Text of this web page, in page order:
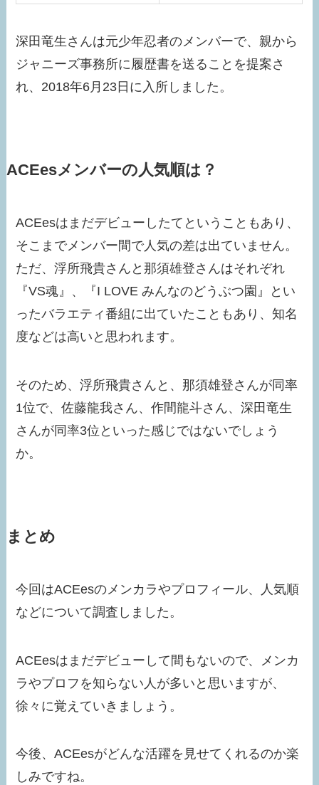
深田竜生さんは元少年忍者のメンバーで、親から
ジャニーズ事務所に履歴書を送ることを提案さ
れ、2018年6月23日に入所しました。
ACEesメンバーの人気順は？
ACEesはまだデビューしたてということもあり、
そこまでメンバー間で人気の差は出ていません。
ただ、浮所飛貴さんと那須雄登さんはそれぞれ
『VS魂』、『I LOVE みんなのどうぶつ園』とい
ったバラエティ番組に出ていたこともあり、知名
度などは高いと思われます。
そのため、浮所飛貴さんと、那須雄登さんが同率
1位で、佐藤龍我さん、作間龍斗さん、深田竜生
さんが同率3位といった感じではないでしょう
か。
まとめ
今回はACEesのメンカラやプロフィール、人気順
などについて調査しました。
ACEesはまだデビューして間もないので、メンカ
ラやプロフを知らない人が多いと思いますが、
徐々に覚えていきましょう。
今後、ACEesがどんな活躍を見せてくれるのか楽
しみですね。